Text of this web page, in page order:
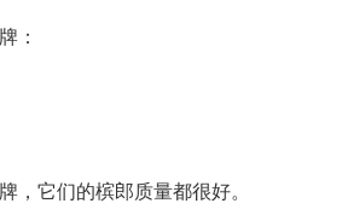
：
，它们的槟郎质量都很好。